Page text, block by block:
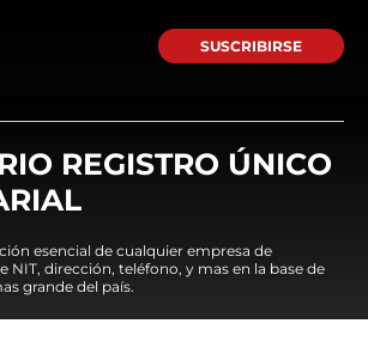
SUSCRIBIRSE
REGISTRO ÚNICO
esencial de cualquier empresa de
NIT, dirección, teléfono, y mas en la base de
grande del país.